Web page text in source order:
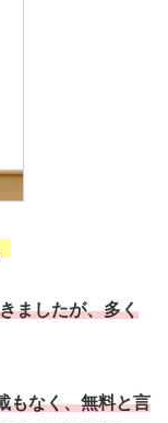
ましたが、多く
もなく、無料と言